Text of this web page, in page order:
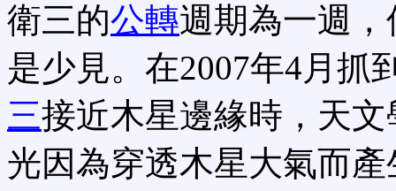
衛三的公轉週期為一週
是少見。在2007年4月抓
三接近木星邊緣時，天
光因為穿透木星大氣而